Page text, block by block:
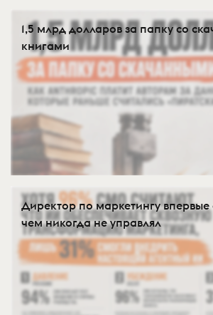
1,5 млрд долларов за папку со
книгами
Директор по маркетингу впервые
чем никогда не управлял